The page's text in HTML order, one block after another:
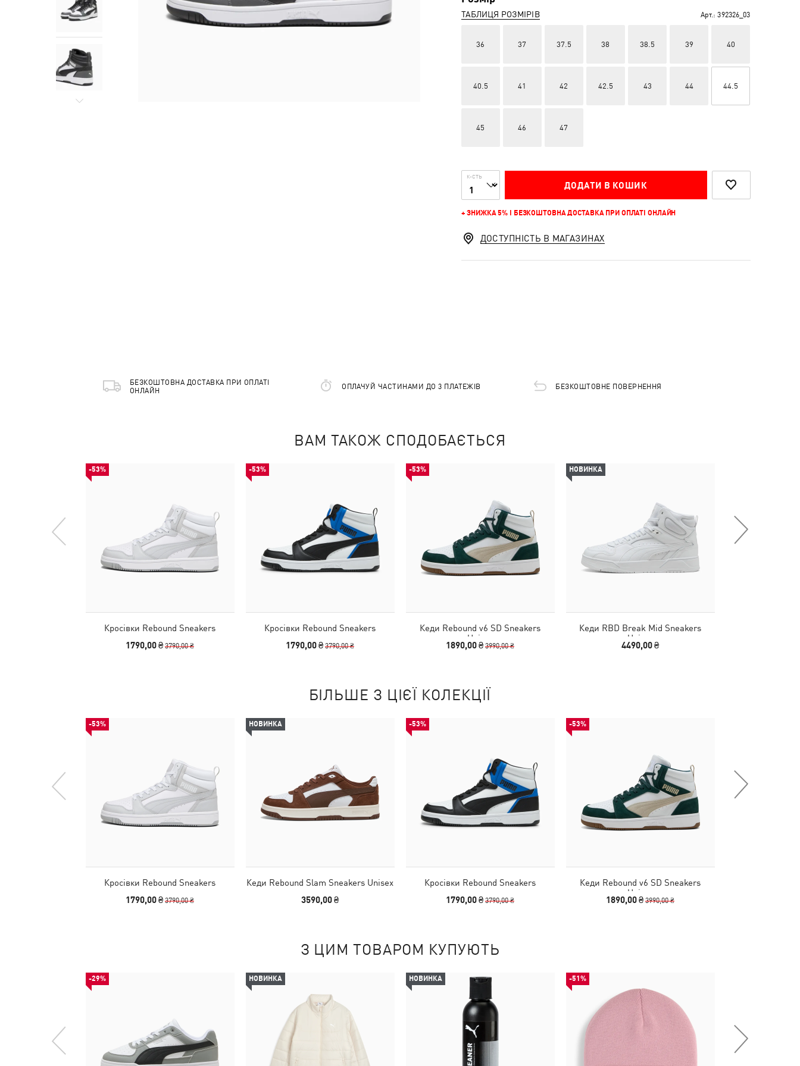
ТАБЛИЦЯ РОЗМІРІВ Арт.: 392326_03
36 37 37.5 38 38.5 39 40
40.5 41 42 42.5 43 44 44.5
45 46 47
К-СТЬ
ДОДАТИ В КОШИК
+ ЗНИЖКА 5% І БЕЗКОШТОВНА ДОСТАВКА ПРИ ОПЛАТІ ОНЛАЙН
ДОСТУПНІСТЬ В МАГАЗИНАХ
БЕЗКОШТОВНА ДОСТАВКА ПРИ ОПЛАТІ
ОНЛАЙН
ОПЛАЧУЙ ЧАСТИНАМИ ДО 3 ПЛАТЕЖІВ БЕЗКОШТОВНЕ ПОВЕРНЕННЯ
ВАМ ТАКОЖ СПОДОБАЄТЬСЯ
-53%
Кросівки Rebound Sneakers
1790,00 ₴3790,00 ₴
-53%
Кросівки Rebound Sneakers
1790,00 ₴3790,00 ₴
-53%
Кеди Rebound v6 SD Sneakers
Unisex
1890,00 ₴3990,00 ₴
НОВИНКА
Кеди RBD Break Mid Sneakers
Unisex
4490,00 ₴
БІЛЬШЕ З ЦІЄЇ КОЛЕКЦІЇ
-53%
Кросівки Rebound Sneakers
1790,00 ₴3790,00 ₴
НОВИНКА
Кеди Rebound Slam Sneakers Unisex
3590,00 ₴
-53%
Кросівки Rebound Sneakers
1790,00 ₴3790,00 ₴
-53%
Кеди Rebound v6 SD Sneakers
Unisex
1890,00 ₴3990,00 ₴
З ЦИМ ТОВАРОМ КУПУЮТЬ
-29% НОВИНКА НОВИНКА -51%